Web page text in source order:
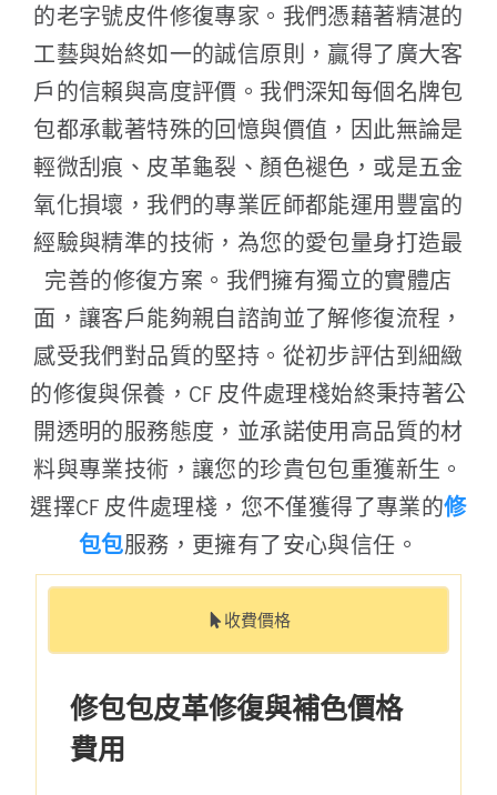
的老字號皮件修復專家。我們憑藉著精湛的
工藝與始終如一的誠信原則，贏得了廣大客
戶的信賴與高度評價。我們深知每個名牌包
包都承載著特殊的回憶與價值，因此無論是
輕微刮痕、皮革龜裂、顏色褪色，或是五金
氧化損壞，我們的專業匠師都能運用豐富的
經驗與精準的技術，為您的愛包量身打造最
完善的修復方案。我們擁有獨立的實體店
面，讓客戶能夠親自諮詢並了解修復流程，
感受我們對品質的堅持。從初步評估到細緻
的修復與保養，CF 皮件處理棧始終秉持著公
開透明的服務態度，並承諾使用高品質的材
料與專業技術，讓您的珍貴包包重獲新生。
選擇CF 皮件處理棧，您不僅獲得了專業的修
包包服務，更擁有了安心與信任。
收費價格
修包包皮革修復與補色價格
費用